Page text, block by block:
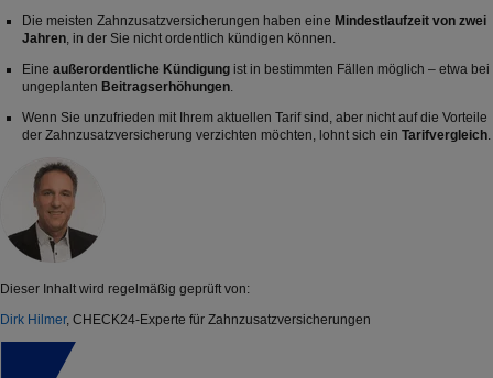
Die meisten Zahnzusatzversicherungen haben eine Mindestlaufzeit von zwei
Jahren, in der Sie nicht ordentlich kündigen können.
Eine außerordentliche Kündigung ist in bestimmten Fällen möglich – etwa bei
ungeplanten Beitragserhöhungen.
Wenn Sie unzufrieden mit Ihrem aktuellen Tarif sind, aber nicht auf die Vorteile
der Zahnzusatzversicherung verzichten möchten, lohnt sich ein Tarifvergleich.
Dieser Inhalt wird regelmäßig geprüft von:
Dirk Hilmer, CHECK24-Experte für Zahnzusatzversicherungen